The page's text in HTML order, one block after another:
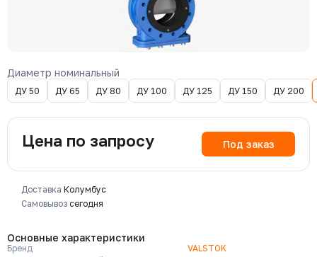
Диаметр номинальный
ДУ 50 ДУ 65 ДУ 80 ДУ 100 ДУ 125 ДУ 150 ДУ 200
Основные характеристики
Бренд
VALSTOK
Цена по запросу Под заказ
Доставка Колумбус
Самовывоз сегодня